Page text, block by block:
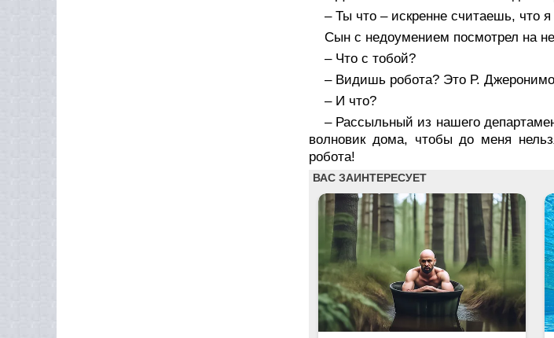
– Ты что – искренне считаешь, что
Сын с недоумением посмотрел на
– Что с тобой?
– Видишь робота? Это Р.
– И что?
– Рассыльный из нашего
волновик дома, чтобы до меня
робота!